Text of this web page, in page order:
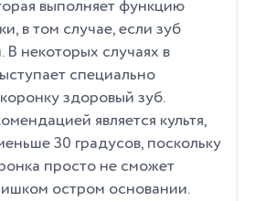
выполняет функцию
в том случае, если зуб
В некоторых случаях в
специально
здоровый зуб.
является культя,
30 градусов, поскольку
просто не сможет
остром основании.